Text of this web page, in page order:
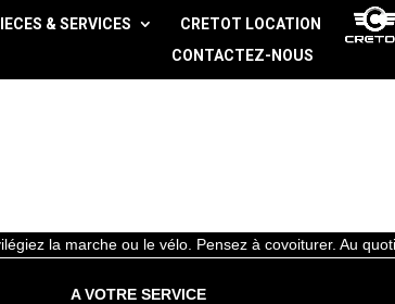
& SERVICES CRETOT LOCATION
CONTACTEZ-NOUS
la marche ou le vélo. Pensez à covoiturer. Au
A VOTRE SERVICE